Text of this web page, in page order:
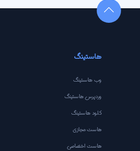
هاستینگ
وب هاستینگ
وردپرس هاستینگ
کلود هاستینگ
هاست مجازی
هاست اختصاصی